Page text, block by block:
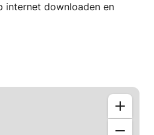
internet downloaden en
een piano of keyboard
lekker de muziek kan